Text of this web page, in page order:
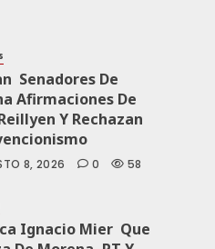
Senadores De
Afirmaciones De
Y Rechazan
8, 2026 0 58
Ignacio Mier Que